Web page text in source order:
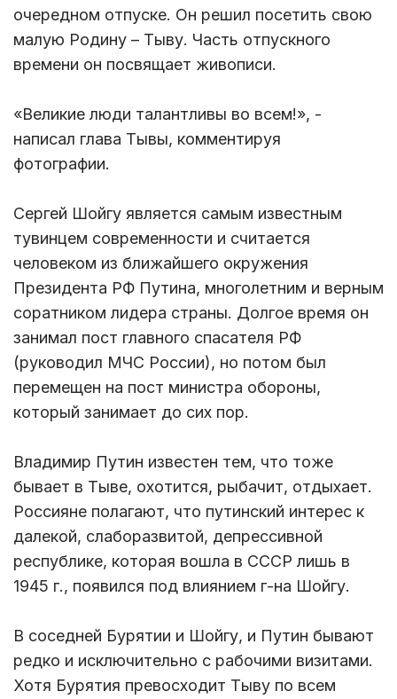
очередном отпуске. Он решил посетить свою
малую Родину – Тыву. Часть отпускного
времени он посвящает живописи.
«Великие люди талантливы во всем!», -
написал глава Тывы, комментируя
фотографии.
Сергей Шойгу является самым известным
тувинцем современности и считается
человеком из ближайшего окружения
Президента РФ Путина, многолетним и верным
соратником лидера страны. Долгое время он
занимал пост главного спасателя РФ
(руководил МЧС России), но потом был
перемещен на пост министра обороны,
который занимает до сих пор.
Владимир Путин известен тем, что тоже
бывает в Тыве, охотится, рыбачит, отдыхает.
Россияне полагают, что путинский интерес к
далекой, слаборазвитой, депрессивной
республике, которая вошла в СССР лишь в
1945 г., появился под влиянием г-на Шойгу.
В соседней Бурятии и Шойгу, и Путин бывают
редко и исключительно с рабочими визитами.
Хотя Бурятия превосходит Тыву по всем